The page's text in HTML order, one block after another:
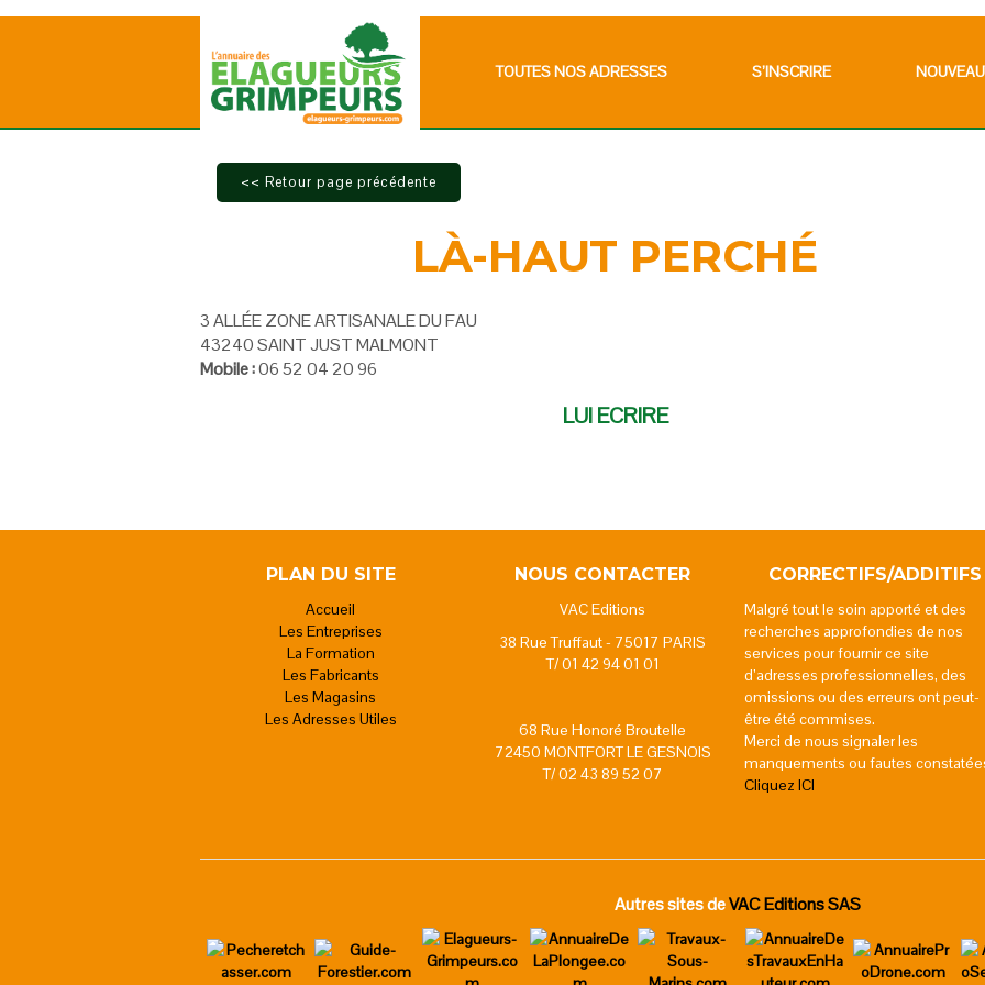
TOUTES NOS ADRESSES S’INSCRIRE
LÀ-HAUT PERCHÉ
3 ALLÉE ZONE ARTISANALE DU FAU
43240 SAINT JUST MALMONT
Mobile :06 52 04 20 96
LUI ECRIRE
PLAN DU SITE
Accueil
Les Entreprises
La Formation
Les Fabricants
Les Magasins
Les Adresses Utiles
NOUS CONTACTER
VAC Editions
38 Rue Truffaut - 75017 PARIS
T/ 01 42 94 01 01
68 Rue Honoré Broutelle
72450 MONTFORT LE GESNOIS
T/ 02 43 89 52 07
CORRECTIFS/ADDITIFS
Malgré tout le soin apporté et des
recherches approfondies de nos
services pour fournir ce site
d’adresses professionnelles, des
omissions ou des erreurs ont peut-
être été commises.
Merci de nous signaler les
manquements ou fautes
Cliquez ICI
Autres sites deVAC Editions SAS